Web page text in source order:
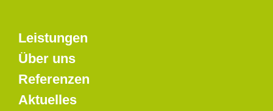
Leistungen
Über uns
Referenzen
Aktuelles